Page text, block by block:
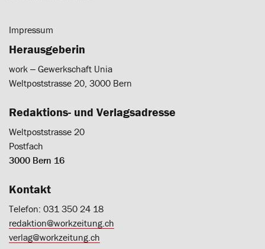
Impressum
Herausgeberin
work ‒ Gewerkschaft Unia
Weltpoststrasse 20, 3000 Bern
Redaktions- und Verlagsadresse
Weltpoststrasse 20
Postfach
3000 Bern 16
Kontakt
Telefon: 031 350 24 18
redaktion@workzeitung.ch
verlag@workzeitung.ch